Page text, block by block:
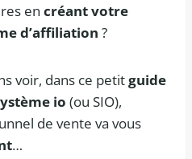
en créant votre
d’affiliation ?
voir, dans ce petitguide
io (ou SIO),
de vente va vous
…